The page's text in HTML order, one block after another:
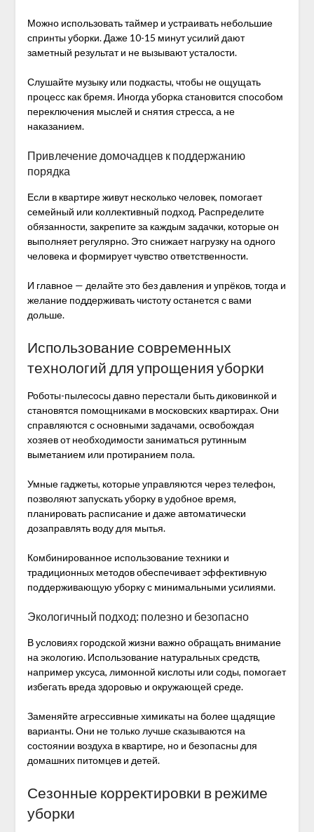
Можно использовать таймер и устраивать небольшие
спринты уборки. Даже 10-15 минут усилий дают
заметный результат и не вызывают усталости.
Слушайте музыку или подкасты, чтобы не ощущать
процесс как бремя. Иногда уборка становится способом
переключения мыслей и снятия стресса, а не
наказанием.
Привлечение домочадцев к поддержанию
порядка
Если в квартире живут несколько человек, помогает
семейный или коллективный подход. Распределите
обязанности, закрепите за каждым задачки, которые он
выполняет регулярно. Это снижает нагрузку на одного
человека и формирует чувство ответственности.
И главное — делайте это без давления и упрёков, тогда и
желание поддерживать чистоту останется с вами
дольше.
Использование современных
технологий для упрощения уборки
Роботы-пылесосы давно перестали быть диковинкой и
становятся помощниками в московских квартирах. Они
справляются с основными задачами, освобождая
хозяев от необходимости заниматься рутинным
выметанием или протиранием пола.
Умные гаджеты, которые управляются через телефон,
позволяют запускать уборку в удобное время,
планировать расписание и даже автоматически
дозаправлять воду для мытья.
Комбинированное использование техники и
традиционных методов обеспечивает эффективную
поддерживающую уборку с минимальными усилиями.
Экологичный подход: полезно и безопасно
В условиях городской жизни важно обращать внимание
на экологию. Использование натуральных средств,
например уксуса, лимонной кислоты или соды, помогает
избегать вреда здоровью и окружающей среде.
Заменяйте агрессивные химикаты на более щадящие
варианты. Они не только лучше сказываются на
состоянии воздуха в квартире, но и безопасны для
домашних питомцев и детей.
Сезонные корректировки в режиме
уборки